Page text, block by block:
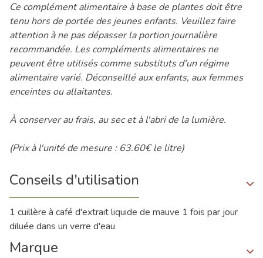
Ce complément alimentaire à base de plantes doit être
tenu hors de portée des jeunes enfants. Veuillez faire
attention à ne pas dépasser la portion journalière
recommandée. Les compléments alimentaires ne
peuvent être utilisés comme substituts d'un régime
alimentaire varié. Déconseillé aux enfants, aux femmes
enceintes ou allaitantes.
À conserver au frais, au sec et à l'abri de la lumière.
(Prix à l'unité de mesure : 63.60€ le litre)
Conseils d'utilisation
1 cuillère à café d'extrait liquide de mauve 1 fois par jour
diluée dans un verre d'eau
Marque